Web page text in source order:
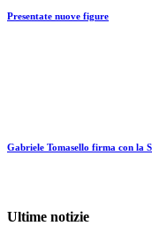
Presentate nuove figure
Gabriele Tomasello firma con la
Ultime notizie